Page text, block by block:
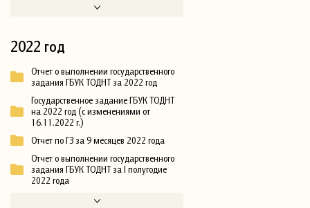
2022 год
Отчет о выполнении государственного
задания ГБУК ТОДНТ за 2022 год
Государственное задание ГБУК ТОДНТ
на 2022 год (с изменениями от
16.11.2022 г.)
Отчет по ГЗ за 9 месяцев 2022 года
Отчет о выполнении государственного
задания ГБУК ТОДНТ за I полугодие
2022 года